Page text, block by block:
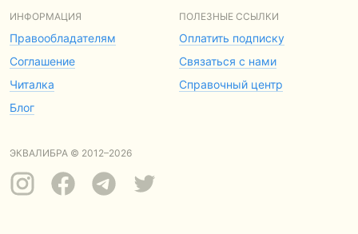
ИНФОРМАЦИЯ
Правообладателям
Соглашение
Читалка
Блог
ПОЛЕЗНЫЕ ССЫЛКИ
Оплатить подписку
Связаться с нами
Справочный центр
ЭКВАЛИБРА © 2012–2026